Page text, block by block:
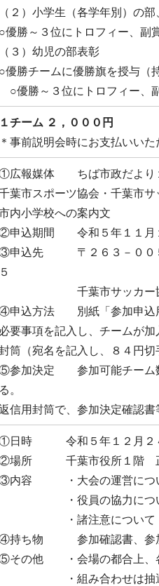
（２）小学生（各学年別）の
○優勝～３位にトロフィー、副
（３）幼児の部表彰
○優勝チームに優勝旗を授与（
○優勝～３位にトロフィー、
１チーム ２，０００円
＊事前説明会時にお支払いいた
広報媒体 ちば市政だより
葉市スポーツ協会・千葉市
内小学校への案内文
申込期間 令和５年１１月１
申込先 〒２６３－００５
千葉市サッカー協
申込方法 別紙「参加申込用
必要事項を記入し、チームが
筒（宛名を記入し、８４円切
参加決定 参加可能チーム数
る。
信用封筒で、参加決定確認書
日時 令和５年１２月２４
場所 千葉市役所１階
内容 ・大会の運営につ
・役員の協力につ
・諸注意について
持ち物 参加確認書、参
その他 ・会場の都合上、各
・組み合わせは抽選